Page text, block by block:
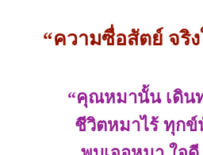
“ความซื่อสัตย์ จริ
“คุณหมานั้น เดิน
ชีวิตหมาไร้ ทุก